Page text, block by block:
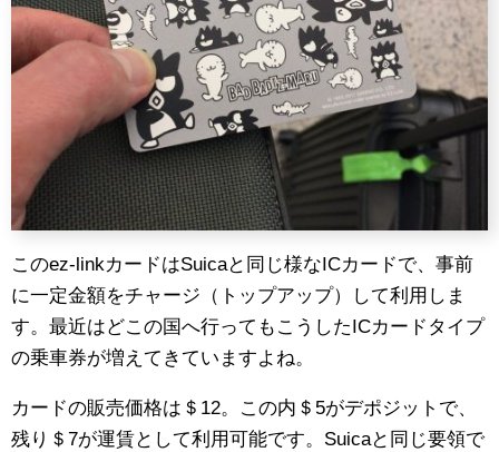
このez-linkカードはSuicaと同じ様なICカードで、事前
に一定金額をチャージ（トップアップ）して利用しま
す。最近はどこの国へ行ってもこうしたICカードタイプ
の乗車券が増えてきていますよね。
カードの販売価格は＄12。この内＄5がデポジットで、
残り＄7が運賃として利用可能です。Suicaと同じ要領で